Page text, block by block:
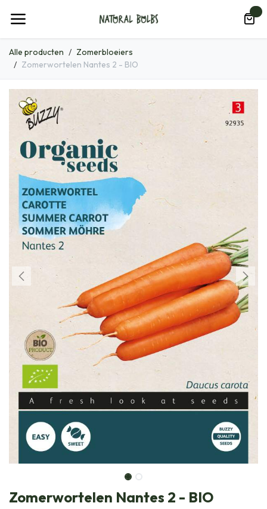
Alle producten
Zomerbloeiers
Zomerwortelen Nantes 2 - BIO
Zomerwortelen Nantes 2 - BIO